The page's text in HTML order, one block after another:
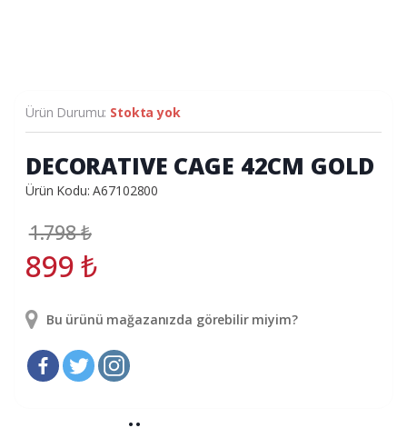
Ürün Durumu: Stokta yok
DECORATIVE CAGE 42CM GOLD
Ürün Kodu: A67102800
1.798₺
899₺
Bu ürünü mağazanızda görebilir miyim?